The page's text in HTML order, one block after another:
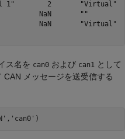
1"        2
NaN       ""
NaN
ス名を can0 および can1 として
CAN メッセージを送受信する
, 'can0' )